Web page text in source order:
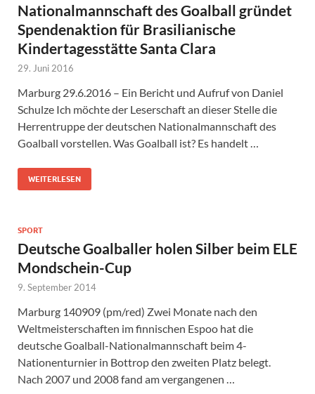
Nationalmannschaft des Goalball gründet
Spendenaktion für Brasilianische
Kindertagesstätte Santa Clara
29. Juni 2016
Marburg 29.6.2016 – Ein Bericht und Aufruf von Daniel
Schulze Ich möchte der Leserschaft an dieser Stelle die
Herrentruppe der deutschen Nationalmannschaft des
Goalball vorstellen. Was Goalball ist? Es handelt …
WEITERLESEN
SPORT
Deutsche Goalballer holen Silber beim ELE
Mondschein-Cup
9. September 2014
Marburg 140909 (pm/red) Zwei Monate nach den
Weltmeisterschaften im finnischen Espoo hat die
deutsche Goalball-Nationalmannschaft beim 4-
Nationenturnier in Bottrop den zweiten Platz belegt.
Nach 2007 und 2008 fand am vergangenen …